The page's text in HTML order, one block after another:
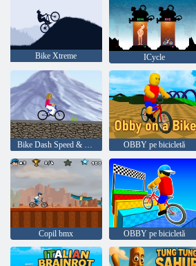
Bike Xtreme ICycle
Bike Dash Speed & Balance Race OBBY pe bicicletă
Copil bmx OBBY pe bicicletă